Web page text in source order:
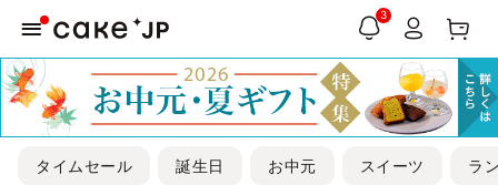
3
タイムセール 誕生日 お中元 スイーツ ラ